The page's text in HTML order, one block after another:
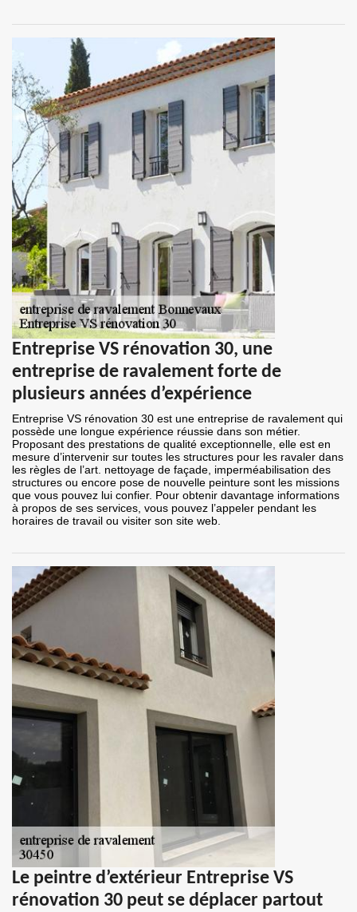
Entreprise VS rénovation 30, une
entreprise de ravalement forte de
plusieurs années d’expérience
Entreprise VS rénovation 30 est une entreprise de ravalement qui
possède une longue expérience réussie dans son métier.
Proposant des prestations de qualité exceptionnelle, elle est en
mesure d’intervenir sur toutes les structures pour les ravaler dans
les règles de l’art. nettoyage de façade, imperméabilisation des
structures ou encore pose de nouvelle peinture sont les missions
que vous pouvez lui confier. Pour obtenir davantage informations
à propos de ses services, vous pouvez l’appeler pendant les
horaires de travail ou visiter son site web.
Le peintre d’extérieur Entreprise VS
rénovation 30 peut se déplacer partout